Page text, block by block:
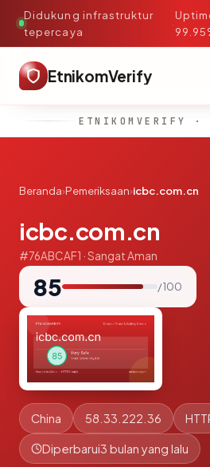
Didukung infrastruktur
tepercaya
·
EtnikomVerify
ETNIKOMVERIFY
Beranda›Pemeriksaan›icbc.com.cn
icbc.com.cn
#76ABCAF1 · Sangat Aman
85 / 100
China 58.33.222.36
Diperbarui3 bulan yang lalu